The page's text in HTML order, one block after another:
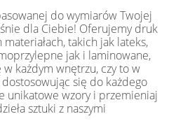
do wymiarów Twojej
dla Ciebie! Oferujemy druk
takich jak lateks,
jak i laminowane,
każdym wnętrzu, czy to w
się do każdego
unikatowe wzory i przemieniaj
sztuki z naszymi